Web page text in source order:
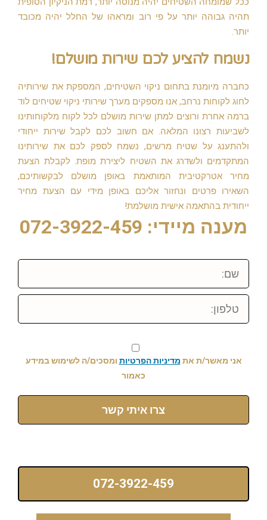
תהיה גבוהה יותר על פי רוב ומראהו של החלל יהיה מכובד
יותר.
נשמח להציע לכם שירות מושלם!
כחברה מיומנת בתחום ניקוי השטיחים, המספקת את שירותיה
לחוג לקוחות נרחב, אנו מספקים מערך שירותי ניקוי שטיחים לוד
ברמה אחרת ורוצים למתן שירות מושלם לכל לקוח מלקוחותינו
לשביעות רצונו המלאה. אם חשוב לכם לקבל שירות ייחודי
ולהתענג על שטיח מרשים, נשמח לספק לכם את שירותינו
המתקדמים ולשדרג את השטיח ליצירת מופת. לקבלת הצעת
מחיר אטרקטיבית המותאמת באופן מושלם לבקשותיכם,
השאירו פרטים ונחזור אליכם באופן מידי עם הצעת מחיר
ייחודית בהתאמה אישית מושלמת!
מענה מיידי: 072-3922-459
שם:
טלפון:
אני מאשר/ת את מדיניות הפרטיות ומסכים/ה לשימוש במידע
כאמור
צרו איתי קשר
072-3922-459